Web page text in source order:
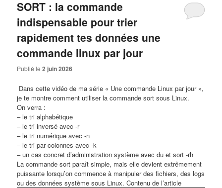
SORT : la commande
indispensable pour trier
rapidement tes données une
commande linux par jour
Publié le2 juin 2026
​ Dans cette vidéo de ma série « Une commande Linux par jour »,
je te montre comment utiliser la commande sort sous Linux.
On verra :
– le tri alphabétique
– le tri inversé avec -r
– le tri numérique avec -n
– le tri par colonnes avec -k
– un cas concret d’administration système avec du et sort -rh
La commande sort paraît simple, mais elle devient extrêmement
puissante lorsqu’on commence à manipuler des fichiers, des logs
ou des données système sous Linux. Contenu de l’article